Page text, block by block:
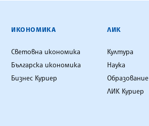
ИКОНОМИКА
Световна икономика
Българска икономика
Бизнес Куриер
ЛИК
Култура
Наука
Образование
ЛИК Куриер